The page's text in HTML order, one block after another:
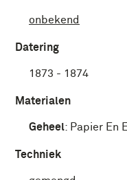
onbekend
Datering
1873 - 1874
Materialen
Geheel: Papier En
Techniek